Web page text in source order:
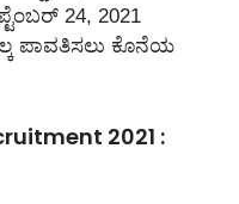
24, 2021
ಪಾವತಿಸಲು ಕೊನೆಯ
2021 :